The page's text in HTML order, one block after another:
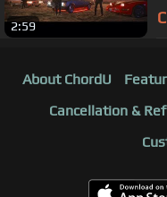
2:59
About ChordU
Cancellation &